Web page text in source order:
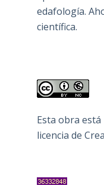
edafología.
científica.
Esta obra
licencia de